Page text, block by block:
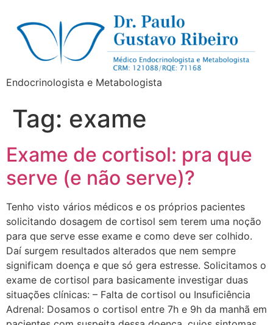
Endocrinologista e Metabologista
Tag: exame
Exame de cortisol: pra que
serve (e não serve)?
Tenho visto vários médicos e os próprios pacientes
solicitando dosagem de cortisol sem terem uma noção
para que serve esse exame e como deve ser colhido.
Daí surgem resultados alterados que nem sempre
significam doença e que só gera estresse. Solicitamos o
exame de cortisol para basicamente investigar duas
situações clínicas: – Falta de cortisol ou Insuficiência
Adrenal: Dosamos o cortisol entre 7h e 9h da manhã em